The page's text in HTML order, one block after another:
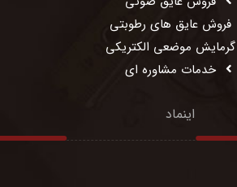
فروش عایق های رطوبتی
گرمایش موضعی الکتریکی
خدمات مشاوره ای
اینماد